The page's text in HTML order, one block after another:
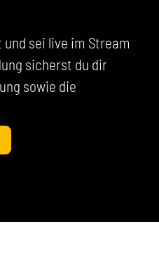
sei live im Stream
sicherst du dir
sowie die